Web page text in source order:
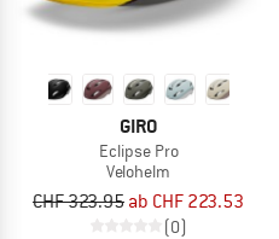
GIRO
Eclipse Pro
Velohelm
CHF 323.95 ab CHF 223.53
(0)